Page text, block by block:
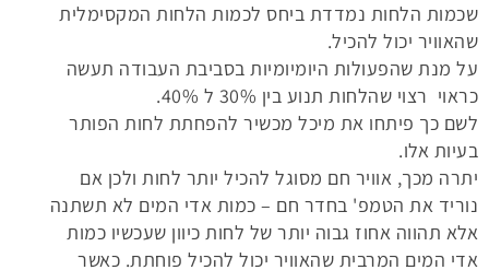
שכמות הלחות נמדדת ביחס לכמות הלחות המקסימלית
שהאוויר יכול להכיל.
על מנת שהפעולות היומיומיות בסביבת העבודה תעשה
כראוי רצוי שהלחות תנוע בין 30% ל 40%.
לשם כך פיתחו את מיכל מכשיר להפחתת לחות הפותר
בעיות אלו.
יתרה מכך, אוויר חם מסוגל להכיל יותר לחות ולכן אם
נוריד את הטמפ' בחדר חם – כמות אדי המים לא תשתנה
אלא תהווה אחוז גבוה יותר של לחות כיוון שעכשיו כמות
אדי המים המרבית שהאוויר יכול להכיל פוחתת. כאשר